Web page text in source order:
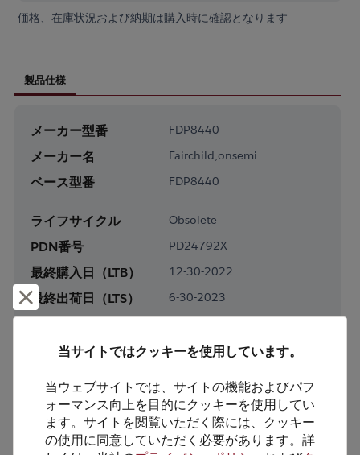
価格、在庫状況および納期は購入時に確認となります
製品仕様
メーカー型番 FDP8440
メーカー名 Fairchild,onsemi
ベース型番 FDP8440
ライフサイクル Obsolete
PDN番号 PD24792X
最終購入日（LTB） 12-30-2022
最終出荷日（LTS） 6-30-2023
パッケージピン数 0
RoHS対応 Yes
鉛フリー Yes
梱包形態 Tube
却下して閉じる
当サイトではクッキーを使用しています。
当ウェブサイトでは、サイトの機能およびパフ
ォーマンス向上を目的にクッキーを使用してい
ます。サイトを閲覧いただく際には、クッキー
の使用に同意していただく必要があります。詳